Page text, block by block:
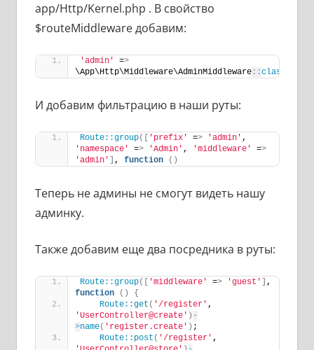
app/Http/Kernel.php . В свойство
$routeMiddleware добавим:
'admin' =>
\App\Http\Middleware\AdminMiddleware::class
И добавим фильтрацию в наши руты:
Route::group([ 'prefix' => 'admin'
'namespace'
=> 'Admin' , 'middleware' =>
'admin'
, function ()
Теперь не админы не смогут видеть нашу
админку.
Также добавим еще два посредника в руты:
Route::group([ 'middleware' => 'guest'
function
()
{
Route::get ( '/register'
'UserController@create' ) -
>name( 'register.create' ) ;
Route::post ( '/register'